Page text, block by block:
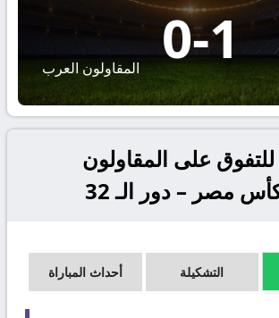
1
-
0 المقاولون العرب
على المقاولون
مصر – دور الـ 32
التشكيلة أحداث المباراة